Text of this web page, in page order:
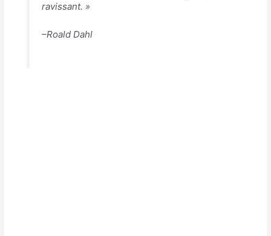
ravissant. »
–Roald Dahl